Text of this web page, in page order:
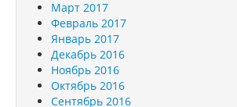
Март 2017
Февраль 2017
Январь 2017
Декабрь 2016
Ноябрь 2016
Октябрь 2016
Сентябрь 2016